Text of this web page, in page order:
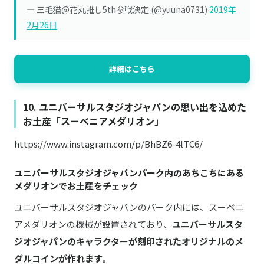
— 三毛猫@花丸推し5th参戦決定 (@yuuna0731) 2019年
2月26日
詳細はこちら
10. ユニバーサルスタジオジャパンの思い出を込めた
お土産「スーベニアメダリオン」
https://www.instagram.com/p/BhBZ6-4lTC6/
ユニバーサルスタジオジャパンパーク内のあちこちにある
メダリオンでお土産をチェック
ユニバーサルスタジオジャパンのパーク内には、スーベニ
アメダリオンの機械が設置されており、 ユニバーサルスタ
ジオジャパンのキャラクターが刻印されたオリジナルのメ
ダルコインが作れます。